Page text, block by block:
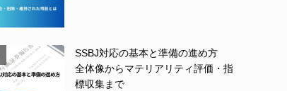
SSBJ対応の基本と準備の進め方
全体像からマテリアリティ評価・指
標収集まで